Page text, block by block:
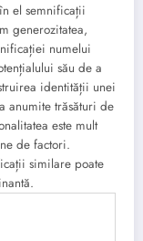
el semnificații
generozitatea,
numelui
său de a
identității unei
anumite trăsături de
este mult
de factori.
similare poate